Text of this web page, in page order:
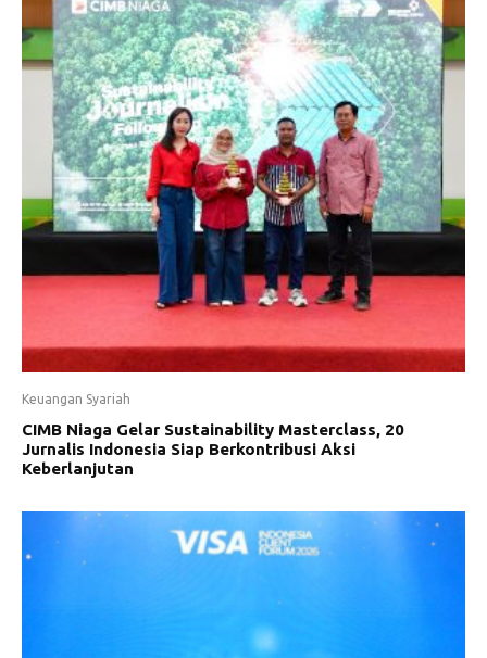
Keuangan Syariah
CIMB Niaga Gelar Sustainability Masterclass, 20
Jurnalis Indonesia Siap Berkontribusi Aksi
Keberlanjutan